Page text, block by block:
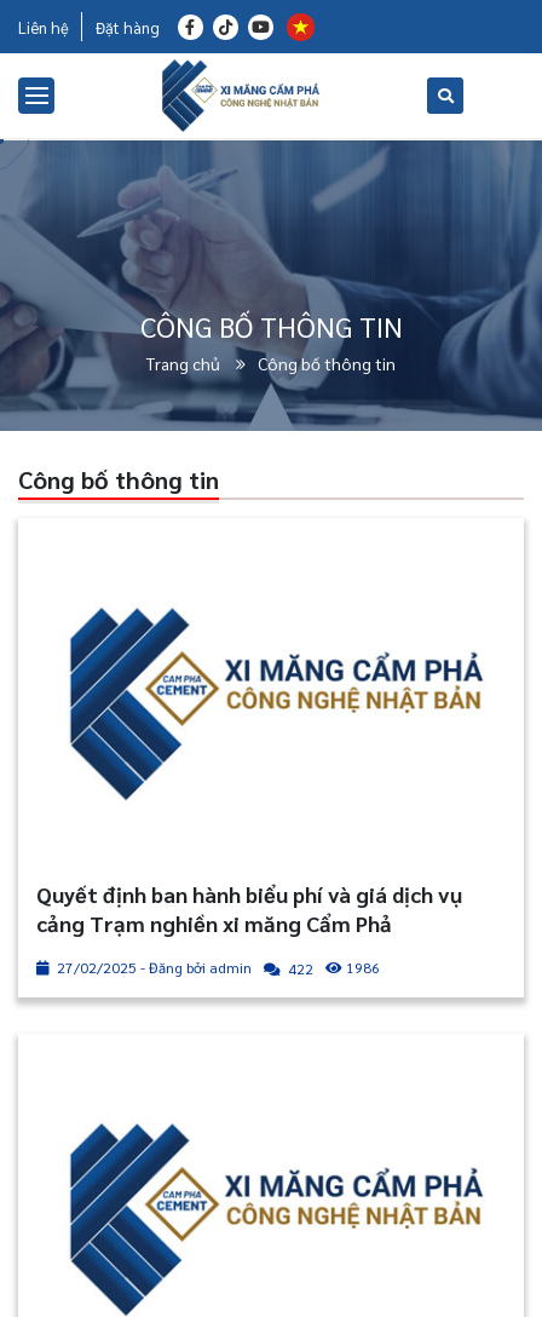
Liên hệ Đặt hàng
CÔNG BỐ THÔNG TIN
Trang chủ Công bố thông tin
Công bố thông tin
Quyết định ban hành biểu phí và giá dịch vụ
cảng Trạm nghiền xi măng Cẩm Phả
27/02/2025 - Đăng bởi admin 422 1986